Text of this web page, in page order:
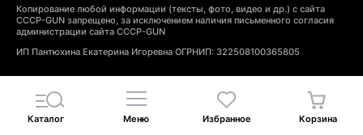
Копирование любой информации (тексты, фото, видео и др.) с сайта
CCCP-GUN запрещено, за исключением наличия письменного согласия
администрации сайта CCCP-GUN
ИП Пантюхина Екатерина Игоревна ОГРНИП: 322508100365805
Каталог Меню Избранное Корзина